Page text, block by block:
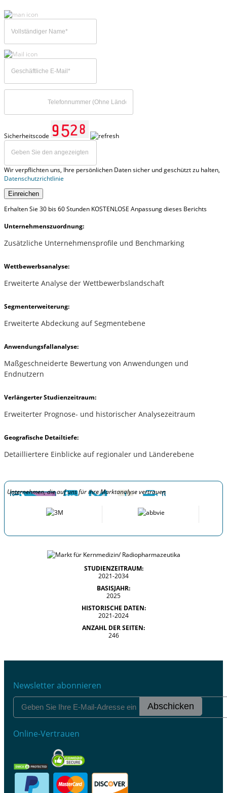
Sicherheitscode
Wir verpflichten uns, Ihre persönlichen Daten sicher und geschützt zu halten,
Datenschutzrichtlinie
Einreichen
Erhalten Sie 30 bis 60 Stunden KOSTENLOSE Anpassung dieses Berichts
Unternehmenszuordnung:
Zusätzliche Unternehmensprofile und Benchmarking
Wettbewerbsanalyse:
Erweiterte Analyse der Wettbewerbslandschaft
Segmenterweiterung:
Erweiterte Abdeckung auf Segmentebene
Anwendungsfallanalyse:
Maßgeschneiderte Bewertung von Anwendungen und
Endnutzern
Verlängerter Studienzeitraum:
Erweiterter Prognose- und historischer Analysezeitraum
Geografische Detailtiefe:
Detailliertere Einblicke auf regionaler und Länderebene
Unternehmen, die auf uns für ihre Marktanalyse vertrauen
STUDIENZEITRAUM:
2021-2034
BASISJAHR:
2025
HISTORISCHE DATEN:
2021-2024
ANZAHL DER SEITEN:
246
Newsletter abonnieren
Abschicken
Online-Vertrauen